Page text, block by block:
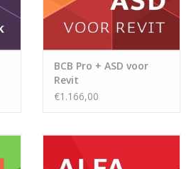
BCB Pro + ASD voor
Revit
€1.166,00